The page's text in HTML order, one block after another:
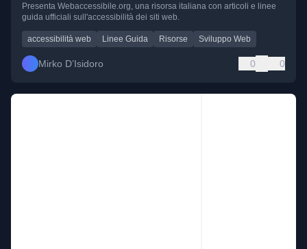
Presenta Webaccessibile.org, una risorsa italiana con articoli e linee
guida ufficiali sull'accessibilità dei siti web.
accessibilità web Linee Guida Risorse Sviluppo Web
Mirko D’Isidoro 0 0